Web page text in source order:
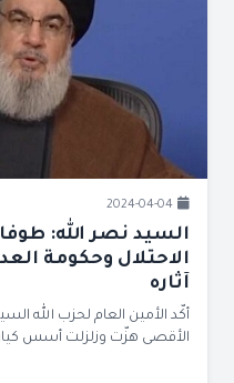
2024-04-04
السيد نصر الله:
الاحتلال وحكومة
آثاره
أكّد الأمين العام لحزب الله
الأقصى هزّت وزلزلت أسس كيان